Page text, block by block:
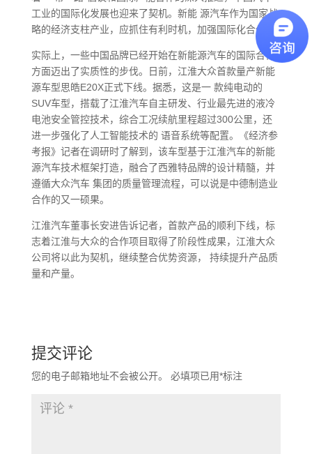
工业的国际化发展也迎来了契机。新能 源汽车作为国家战
略的经济支柱产业，应抓住有利时机，加强国际化合作。
实际上，一些中国品牌已经开始在新能源汽车的国际合作
方面迈出了实质性的步伐。日前，江淮大众首款量产新能
源车型思皓E20X正式下线。据悉，这是一 款纯电动的
SUV车型，搭载了江淮汽车自主研发、行业最先进的液冷
电池安全管控技术，综合工况续航里程超过300公里，还
进一步强化了人工智能技术的 语音系统等配置。《经济参
考报》记者在调研时了解到，该车型基于江淮汽车的新能
源汽车技术框架打造，融合了西雅特品牌的设计精髓，并
遵循大众汽车 集团的质量管理流程，可以说是中德制造业
合作的又一硕果。
江淮汽车董事长安进告诉记者，首款产品的顺利下线，标
志着江淮与大众的合作项目取得了阶段性成果，江淮大众
公司将以此为契机，继续整合优势资源， 持续提升产品质
量和产量。
提交评论
您的电子邮箱地址不会被公开。 必填项已用*标注